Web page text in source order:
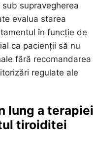
supravegherea
evalua starea
în funcție de
ca pacienții să nu
fără recomandarea
regulate ale
lung a terapiei
tiroiditei